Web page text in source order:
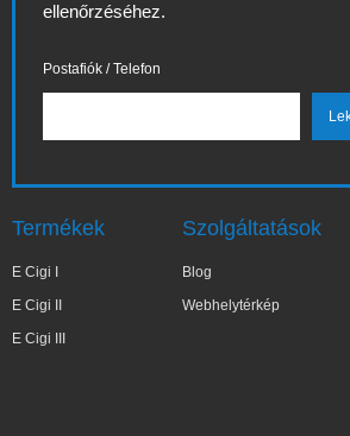
ellenőrzéséhez.
Postafiók / Telefon
Termékek
E Cigi I
E Cigi II
E Cigi III
Szolgáltatások
Blog
Webhelytérkép